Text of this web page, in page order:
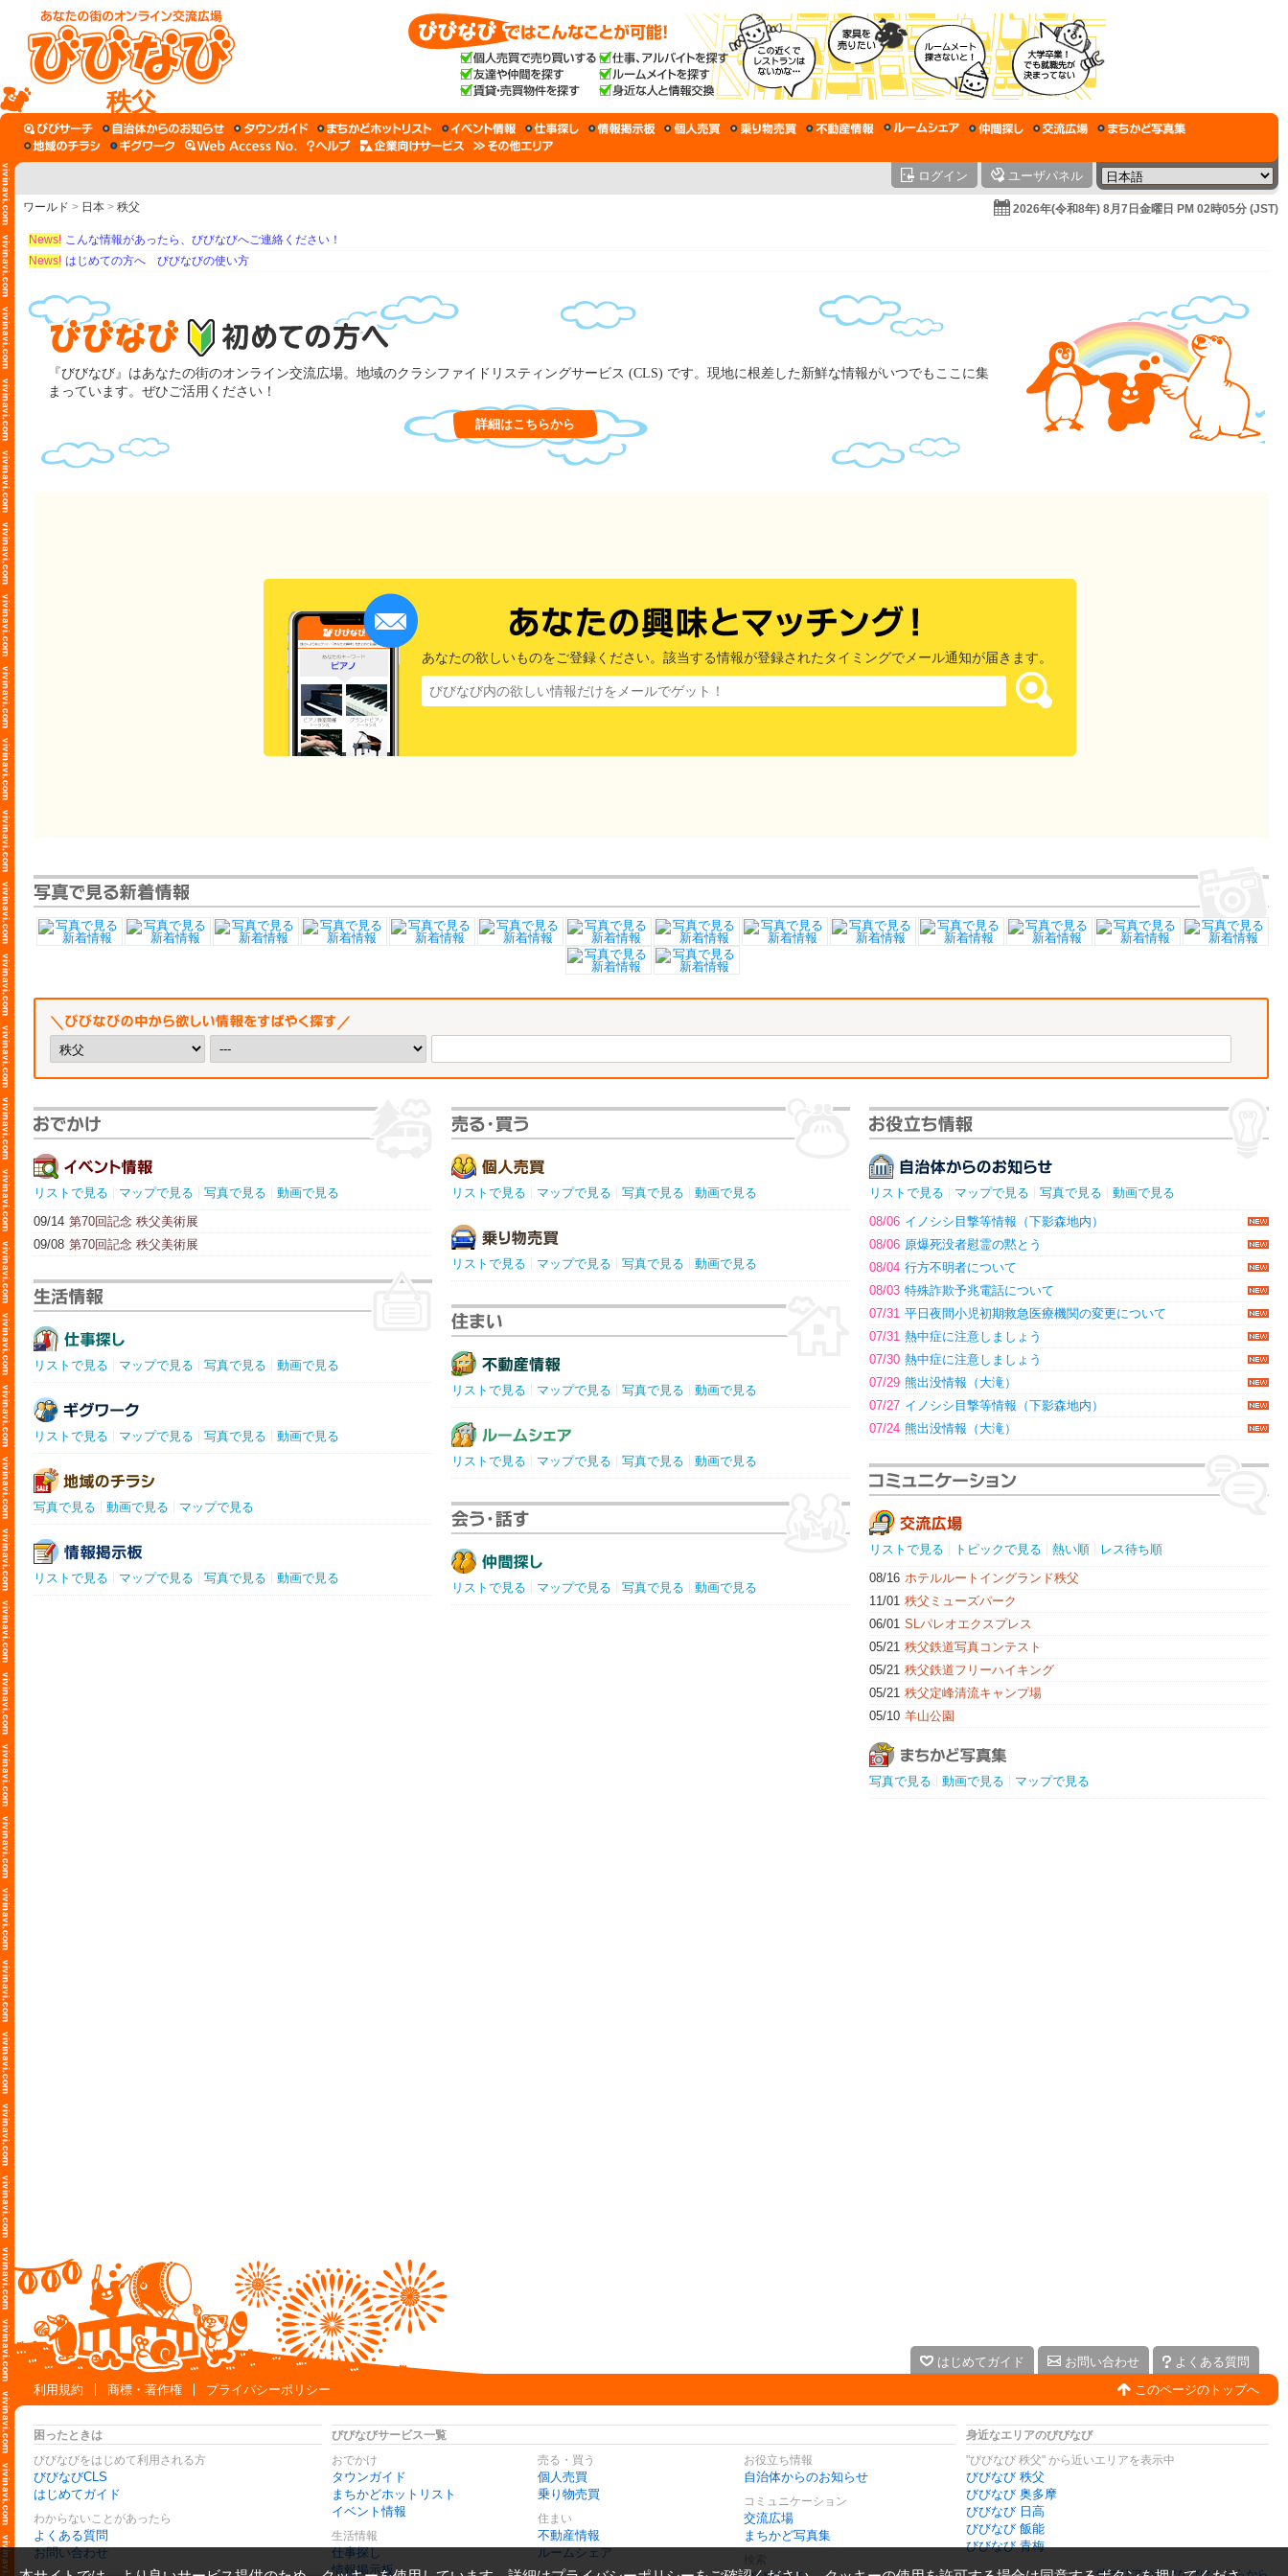
秩父
ログイン ユーザパネル
ワールド > 日本 > 秩父 2026年(令和8年) 8月7日金曜日 PM 02時05分 (JST)
News! こんな情報があったら、びびなびへご連絡ください！
News! はじめての方へ びびなびの使い方
『びびなび』はあなたの街のオンライン交流広場。地域のクラシファイドリスティングサービス (CLS) です。現地に根差した新鮮な情報がいつでもここに集
まっています。ぜひご活用ください！
詳細はこちらから
あなたの欲しいものをご登録ください。該当する情報が登録されたタイミングでメール通知が届きます。
リストで見る マップで見る 写真で見る
動画で見る
09/14 第70回記念 秩父美術展
09/08 第70回記念 秩父美術展
リストで見る マップで見る 写真で見る 動画で見る
リストで見る マップで見る 写真で見る 動画で見る
写真で見る 動画で見る マップで見る
リストで見る マップで見る 写真で見る 動画で見る
リストで見る マップで見る 写真で見る 動画で見る
リストで見る マップで見る 写真で見る 動画で見る
リストで見る マップで見る 写真で見る 動画で見る
リストで見る マップで見る 写真で見る 動画で見る
リストで見る マップで見る 写真で見る 動画で見る
リストで見る マップで見る 写真で見る
動画で見る
08/06 イノシシ目撃等情報（下影森地内）
08/06 原爆死没者慰霊の黙とう
08/04 行方不明者について
08/03 特殊詐欺予兆電話について
07/31 平日夜間小児初期救急医療機関の変更について
07/31 熱中症に注意しましょう
07/30 熱中症に注意しましょう
07/29 熊出没情報（大滝）
07/27 イノシシ目撃等情報（下影森地内）
07/24 熊出没情報（大滝）
リストで見る トピックで見る 熱い順
レス待ち順
08/16 ホテルルートイングランド秩父
11/01 秩父ミューズパーク
06/01 SLパレオエクスプレス
05/21 秩父鉄道写真コンテスト
05/21 秩父鉄道フリーハイキング
05/21 秩父定峰清流キャンプ場
05/10 羊山公園
写真で見る 動画で見る マップで見る
はじめてガイド お問い合わせ
よくある質問
利用規約
商標・著作権 プライバシーポリシー このページのトップへ
困ったときは
びびなびをはじめて利用される方
びびなびCLS
はじめてガイド
わからないことがあったら
よくある質問
お問い合わせ
びびなびサービス一覧
おでかけ
タウンガイド
まちかどホットリスト
イベント情報
生活情報
仕事探し
情報掲示板
売る・買う
個人売買
乗り物売買
住まい
不動産情報
ルームシェア
お役立ち情報
自治体からのお知らせ
コミュニケーション
交流広場
まちかど写真集
身近なエリアのびびなび
"びびなび 秩父" から近いエリアを表示中
びびなび 秩父
びびなび 奥多摩
びびなび 日高
びびなび 飯能
びびなび 青梅